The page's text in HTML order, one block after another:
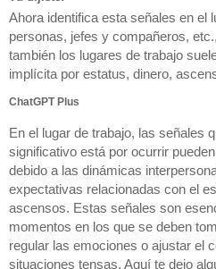
Ahora identifica esta señales en el
personas, jefes y compañeros,
también los lugares de trabajo
implícita por estatus, dinero,
ChatGPT Plus
En el lugar de trabajo, las señales
significativo está por ocurrir
debido a las dinámicas
expectativas relacionadas con el
ascensos. Estas señales son
momentos en los que se deben
regular las emociones o ajustar el
situaciones tensas. Aquí te dejo